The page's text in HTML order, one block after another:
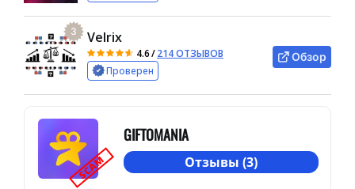
3 Velrix
4.6/214 ОТЗЫВОВ
Проверен
Обзор
SCAM
GIFTOMANIA
Отзывы (3)